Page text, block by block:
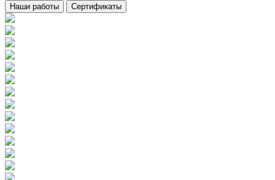
Наши работы Сертификаты